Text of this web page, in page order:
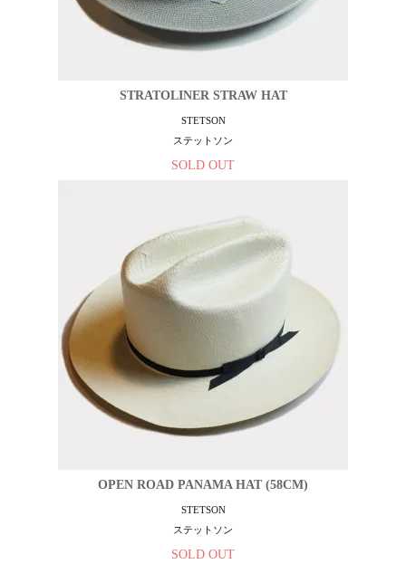
STRATOLINER STRAW HAT
STETSON
ステットソン
SOLD OUT
OPEN ROAD PANAMA HAT (58CM)
STETSON
ステットソン
SOLD OUT